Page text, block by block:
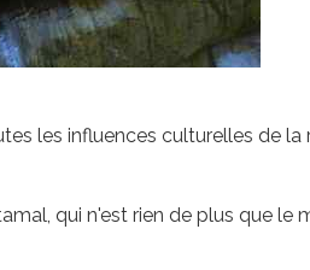
les influences culturelles de la
qui n'est rien de plus que le